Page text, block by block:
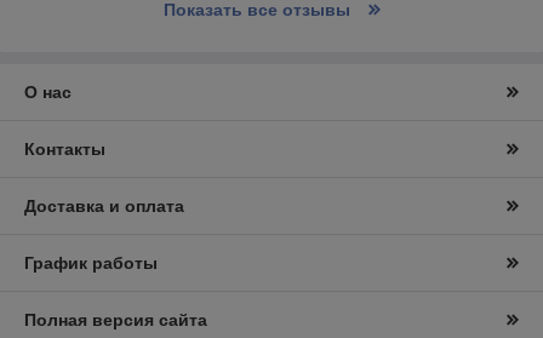
Показать все отзывы
О нас
Контакты
Доставка и оплата
График работы
Полная версия сайта